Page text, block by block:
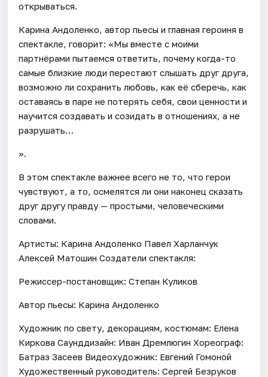
открываться.
Карина Андоленко, автор пьесы и главная героиня в
спектакле, говорит: «Мы вместе с моими
партнёрами пытаемся ответить, почему когда-то
самые близкие люди перестают слышать друг друга,
возможно ли сохранить любовь, как её сберечь, как
оставаясь в паре не потерять себя, свои ценности и
научится создавать и созидать в отношениях, а не
разрушать…
».
В этом спектакле важнее всего не то, что герои
чувствуют, а то, осмелятся ли они наконец сказать
друг другу правду — простыми, человеческими
словами.
Артисты: Карина Андоленко Павел Харланчук
Алексей Матошин Создатели спектакля:
Режиссер-постановщик: Степан Куликов
Автор пьесы: Карина Андоленко
Художник по свету, декорациям, костюмам: Елена
Киркова Саунддизайн: Иван Дремлюгин Хореограф:
Батраз Засеев Видеохудожник: Евгений Гомоной
Художественный руководитель: Сергей Безруков